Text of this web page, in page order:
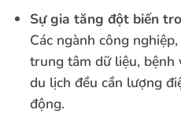
Sự gia tăng đột biến
Các ngành công
trung tâm dữ liệu, bệnh
du lịch đều cần lượng
động.